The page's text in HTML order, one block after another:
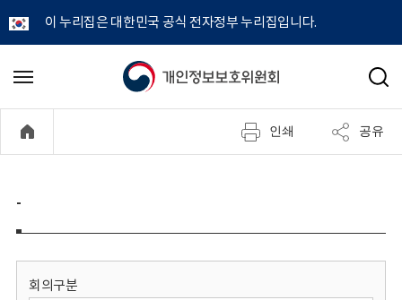
이 누리집은 대한민국 공식 전자정부 누리집입니다.
개
정
보
메
기
검
인쇄 공유
-
회의구분